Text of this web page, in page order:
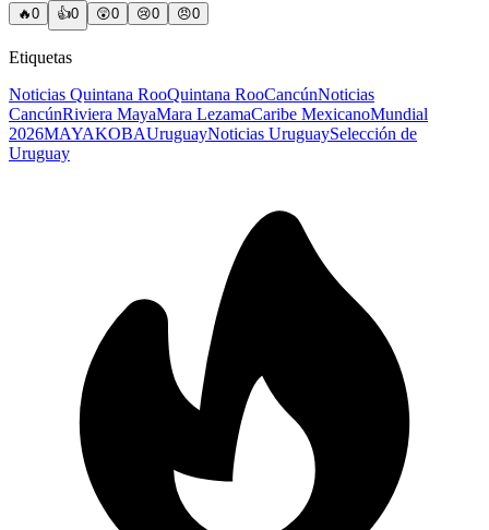
🔥0 👍0 😲0 😢0 😠0
Etiquetas
Noticias Quintana RooQuintana RooCancúnNoticias
CancúnRiviera MayaMara LezamaCaribe MexicanoMundial
2026MAYAKOBAUruguayNoticias UruguaySelección de
Uruguay